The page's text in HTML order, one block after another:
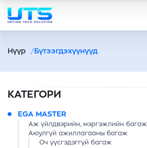
Нүүр Бүтээгдэхүүнүүд
КАТЕГОРИ
EGA MASTER
Аж үйлдвэрийн, мэргэжлийн багаж
Аюулгүй ажиллагааны багаж
Оч үүсгэдэггүй багаж